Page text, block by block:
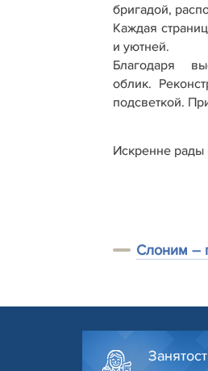
бригадой,
Каждая
и уютней.
Благодаря
облик.
подсветкой.
Искренне рады
Слоним –